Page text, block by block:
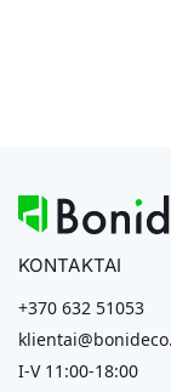
KONTAKTAI
+370 632 51053
I-V 11:00-18:00